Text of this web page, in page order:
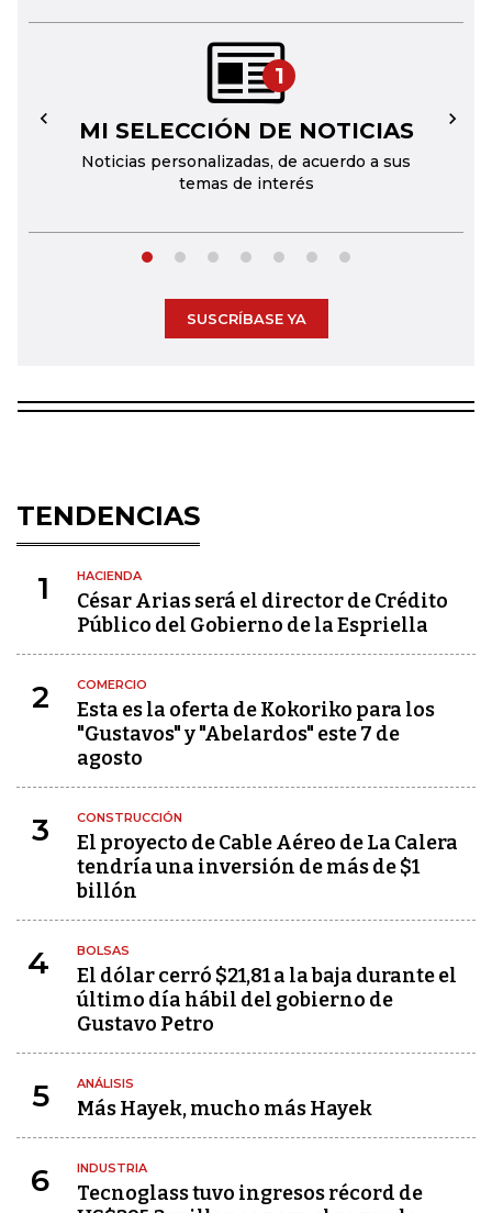
1
MI SELECCIÓN DE NOTICIAS
Noticias personalizadas, de acuerdo a sus
temas de interés
← →
SUSCRÍBASE YA
TENDENCIAS
1 HACIENDA
César Arias será el director de Crédito
Público del Gobierno de la Espriella
2 COMERCIO
Esta es la oferta de Kokoriko para los
"Gustavos" y "Abelardos" este 7 de
agosto
3 CONSTRUCCIÓN
El proyecto de Cable Aéreo de La Calera
tendría una inversión de más de $1
billón
4 BOLSAS
El dólar cerró $21,81 a la baja durante el
último día hábil del gobierno de
Gustavo Petro
5 ANÁLISIS
Más Hayek, mucho más Hayek
6 INDUSTRIA
Tecnoglass tuvo ingresos récord de